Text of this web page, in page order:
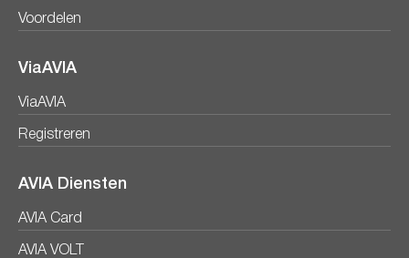
Voordelen
ViaAVIA
ViaAVIA
Registreren
AVIA Diensten
AVIA Card
AVIA VOLT